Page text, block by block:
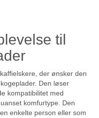
til
der ønsker den
Den løser
kompatibilitet med
komfurtype. Den
enkelte person eller som